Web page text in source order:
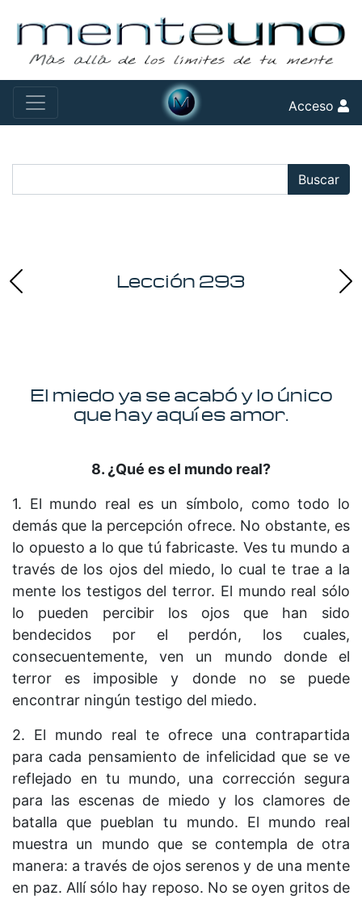
Acceso
Buscar
Lección 293
El miedo ya se acabó y lo único
que hay aquí es amor.
8. ¿Qué es el mundo real?
1. El mundo real es un símbolo, como todo lo
demás que la percepción ofrece. No obstante, es
lo opuesto a lo que tú fabricaste. Ves tu mundo a
través de los ojos del miedo, lo cual te trae a la
mente los testigos del terror. El mundo real sólo
lo pueden percibir los ojos que han sido
bendecidos por el perdón, los cuales,
consecuentemente, ven un mundo donde el
terror es imposible y donde no se puede
encontrar ningún testigo del miedo.
2. El mundo real te ofrece una contrapartida
para cada pensamiento de infelicidad que se ve
reflejado en tu mundo, una corrección segura
para las escenas de miedo y los clamores de
batalla que pueblan tu mundo. El mundo real
muestra un mundo que se contempla de otra
manera: a través de ojos serenos y de una mente
en paz. Allí sólo hay reposo. No se oyen gritos de